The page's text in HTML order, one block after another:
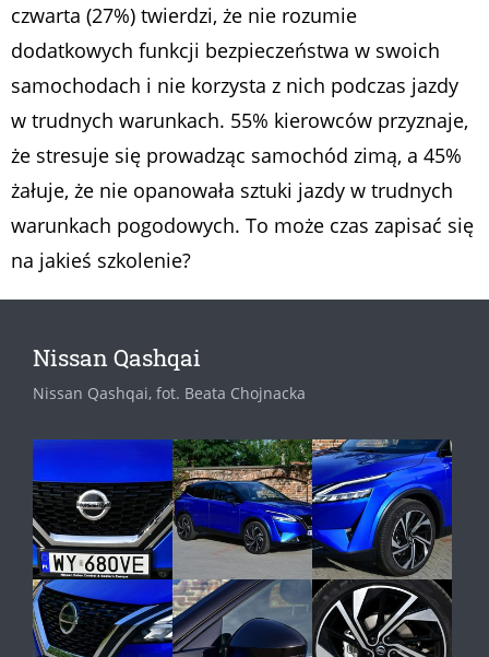
czwarta (27%) twierdzi, że nie rozumie
dodatkowych funkcji bezpieczeństwa w swoich
samochodach i nie korzysta z nich podczas jazdy
w trudnych warunkach. 55% kierowców przyznaje,
że stresuje się prowadząc samochód zimą, a 45%
żałuje, że nie opanowała sztuki jazdy w trudnych
warunkach pogodowych. To może czas zapisać się
na jakieś szkolenie?
Nissan Qashqai
Nissan Qashqai, fot. Beata Chojnacka